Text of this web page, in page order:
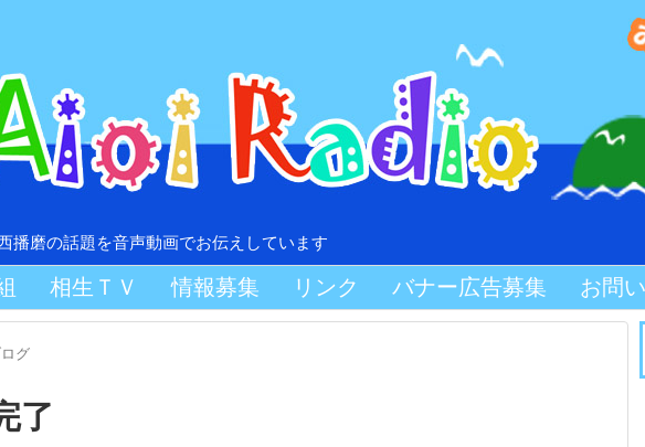
磨の話題を音声動画でお伝えしています
相生ＴＶ 情報募集 リンク バナー広告募集 お問
グ
了